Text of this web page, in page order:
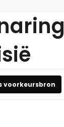
voorkeursbron